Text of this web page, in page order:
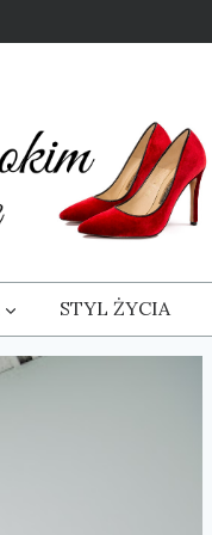
STYL ŻYCIA